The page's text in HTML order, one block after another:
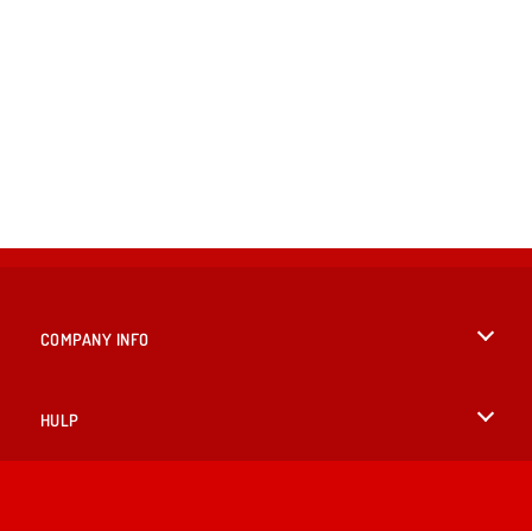
COMPANY INFO
HULP